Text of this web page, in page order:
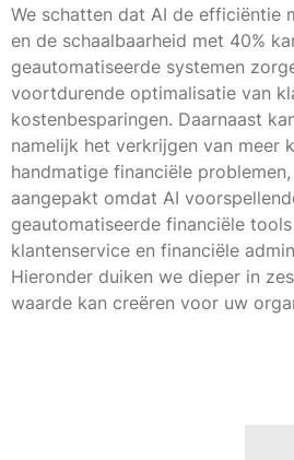
We schatten dat AI de efficiëntie
en de schaalbaarheid met 40%
geautomatiseerde systemen
voortdurende optimalisatie van
kostenbesparingen. Daarnaast
namelijk het verkrijgen van meer
handmatige financiële
aangepakt omdat AI
geautomatiseerde financiële
klantenservice en financiële
Hieronder duiken we dieper in
waarde kan creëren voor uw